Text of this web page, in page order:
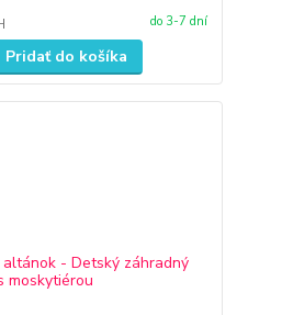
do 3-7 dní
Pridať do košíka